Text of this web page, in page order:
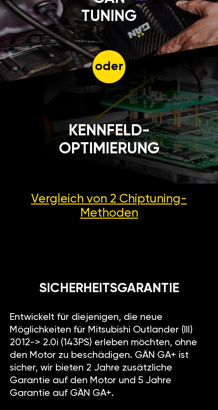
TUNING
oder
KENNFELD-
OPTIMIERUNG
Vergleich von 2 Chiptuning-
Methoden
SICHERHEITSGARANTIE
Entwickelt für diejenigen, die neue
Möglichkeiten für Mitsubishi Outlander (III)
2012-> 2.0i (143PS) erleben möchten, ohne
den Motor zu beschädigen. GÄN GA+ ist
sicher, wir bieten 2 Jahre zusätzliche
Garantie auf den Motor und 5 Jahre
Garantie auf GÄN GA+.